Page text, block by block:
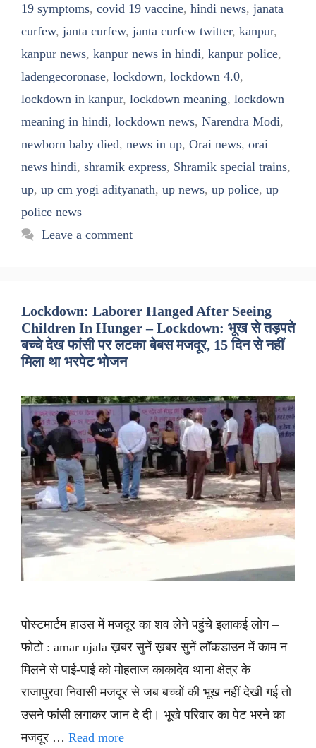
19 symptoms, covid 19 vaccine, hindi news, janata
curfew, janta curfew, janta curfew twitter, kanpur,
kanpur news, kanpur news in hindi, kanpur police,
ladengecoronase, lockdown, lockdown 4.0,
lockdown in kanpur, lockdown meaning, lockdown
meaning in hindi, lockdown news, Narendra Modi,
newborn baby died, news in up, Orai news, orai
news hindi, shramik express, Shramik special trains,
up, up cm yogi adityanath, up news, up police, up
police news
Leave a comment
Lockdown: Laborer Hanged After Seeing
Children In Hunger – Lockdown: भूख से तड़पते
बच्चे देख फांसी पर लटका बेबस मजदूर, 15 दिन से नहीं
मिला था भरपेट भोजन
पोस्टमार्टम हाउस में मजदूर का शव लेने पहुंचे इलाकई लोग –
फोटो : amar ujala ख़बर सुनें ख़बर सुनें लॉकडाउन में काम न
मिलने से पाई-पाई को मोहताज काकादेव थाना क्षेत्र के
राजापुरवा निवासी मजदूर से जब बच्चों की भूख नहीं देखी गई तो
उसने फांसी लगाकर जान दे दी। भूखे परिवार का पेट भरने का
मजदूर … Read more